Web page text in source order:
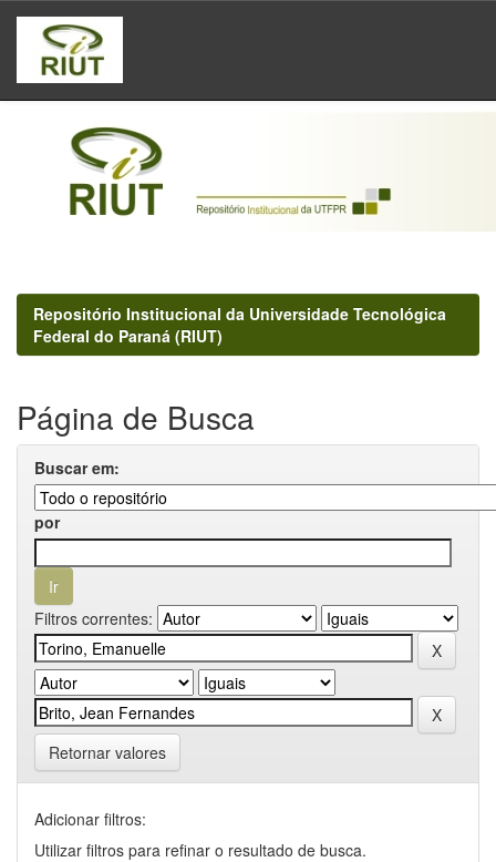
Skip
navigation
Repositório Institucional da Universidade Tecnológica
Federal do Paraná (RIUT)
Página de Busca
Buscar em:
por
Filtros correntes:
Retornar valores
Adicionar filtros:
Utilizar filtros para refinar o resultado de busca.